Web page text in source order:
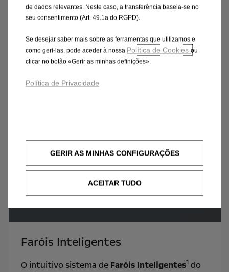
sistemas de suporte ao condutor que
simplifica a condução diária.
Faróis Inteligentes
O intuitivo sistema de Faróis Inteligentes1do
de dados relevantes. Neste caso, a transferência baseia-se no
seu consentimento (Art. 49.1a do RGPD).
Se desejar saber mais sobre as ferramentas que utilizamos e
como geri-las, pode aceder à nossa Política de Cookies ou
clicar no botão «Gerir as minhas definições».
Política de Privacidade
GERIR AS MINHAS CONFIGURAÇÕES
ACEITAR TUDO